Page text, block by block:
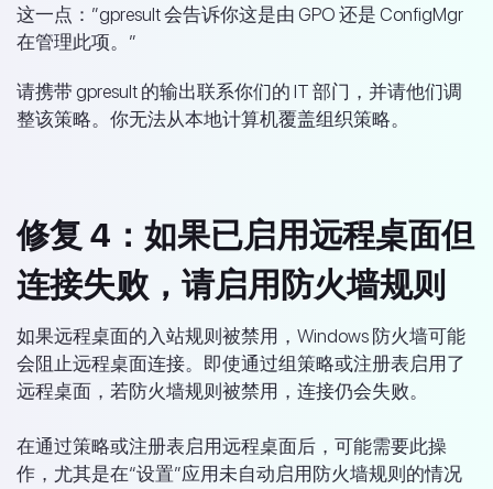
这一点：”gpresult 会告诉你这是由 GPO 还是 ConfigMgr
在管理此项。”
请携带 gpresult 的输出联系你们的 IT 部门，并请他们调
整该策略。你无法从本地计算机覆盖组织策略。
修复 4：如果已启用远程桌面但
连接失败，请启用防火墙规则
如果远程桌面的入站规则被禁用，Windows 防火墙可能
会阻止远程桌面连接。即使通过组策略或注册表启用了
远程桌面，若防火墙规则被禁用，连接仍会失败。
在通过策略或注册表启用远程桌面后，可能需要此操
作，尤其是在“设置”应用未自动启用防火墙规则的情况